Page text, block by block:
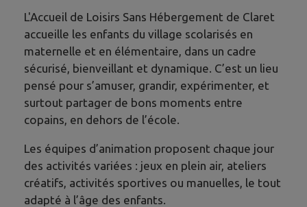
L'Accueil de Loisirs Sans Hébergement de Claret
accueille les enfants du village scolarisés en
maternelle et en élémentaire, dans un cadre
sécurisé, bienveillant et dynamique. C’est un lieu
pensé pour s’amuser, grandir, expérimenter, et
surtout partager de bons moments entre
copains, en dehors de l’école.
Les équipes d’animation proposent chaque jour
des activités variées : jeux en plein air, ateliers
créatifs, activités sportives ou manuelles, le tout
adapté à l’âge des enfants.